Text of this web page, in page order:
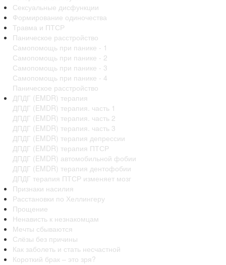
Сексуальные дисфункции
Формирование одиночества
Травма и ПТСР
Паническое расстройство
Самопомощь при панике - 1
Самопомощь при панике - 2
Самопомощь при панике - 3
Самопомощь при панике - 4
Паническое расстройство
ДПДГ (EMDR) терапия
ДПДГ (EMDR) терапия. часть 1
ДПДГ (EMDR) терапия. часть 2
ДПДГ (EMDR) терапия. часть 3
ДПДГ (EMDR) терапия депрессии
ДПДГ (EMDR) терапия ПТСР
ДПДГ (EMDR) автомобильной фобии
ДПДГ (EMDR) терапия дентофобии
ДПДГ терапия ПТСР изменяет мозг
Признаки насилия
Расстановки по Хеллингеру
Прощение
Ненависть к незнакомцам
Мечты сбываются
Слёзы без причины
Как заболеть и стать несчастной
Короткий брак – это зря?